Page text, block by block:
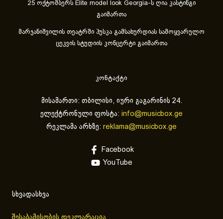
25 ოქტომბერს Elite model look Georgia-ს ღია კასტინგი
გაიმართა
მარჯანიშვილის თეატრში პუსკა გამსახურდიას სამოყვარულო
ცეკვის სტუდიის კონცერტი გაიმართა
კონტაქტი
მისამართი: თბილისი, იური გაგარინის 24.
ელექტრონული ფოსტა: info@musicbox.ge
რეკლამა არხზე: reklama@musicbox.ge
Facebook
YouTube
სხვადასხვა
შესაბამისობის დეკლარაცია